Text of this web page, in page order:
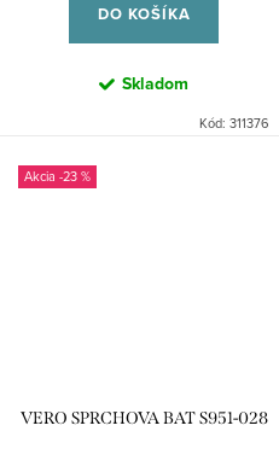
DO KOŠÍKA
Skladom
Kód: 311376
-23 %
VERO SPRCHOVA BAT S951-028